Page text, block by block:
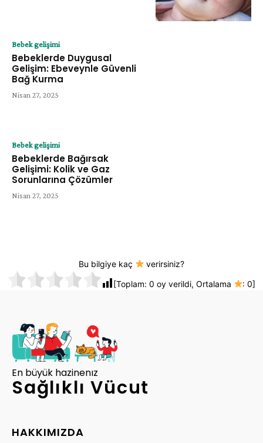
Bebek gelişimi
Bebeklerde Duygusal
Gelişim: Ebeveynle Güvenli
Bağ Kurma
Nisan 27, 2025
Bebek gelişimi
Bebeklerde Bağırsak
Gelişimi: Kolik ve Gaz
Sorunlarına Çözümler
Nisan 27, 2025
Bu bilgiye kaç
verirsiniz?
[Toplam: 0 oy verildi, Ortalama :0]
En büyük hazinenız
Sağlıklı Vücut
HAKKIMIZDA